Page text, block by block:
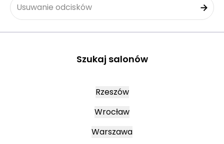
Usuwanie odcisków
Szukaj salonów
Rzeszów
Wrocław
Warszawa